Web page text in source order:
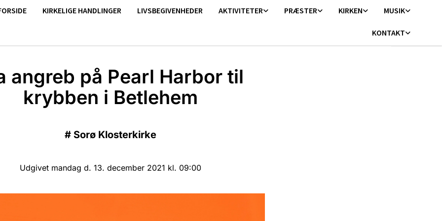
KIRKELIGE HANDLINGER LIVSBEGIVENHEDER AKTIVITETER PRÆSTER KIRKEN MUSIK
KONTAKT
angreb på Pearl Harbor til
krybben i Betlehem
# Sorø Klosterkirke
Udgivet mandag d. 13. december 2021 kl. 09:00